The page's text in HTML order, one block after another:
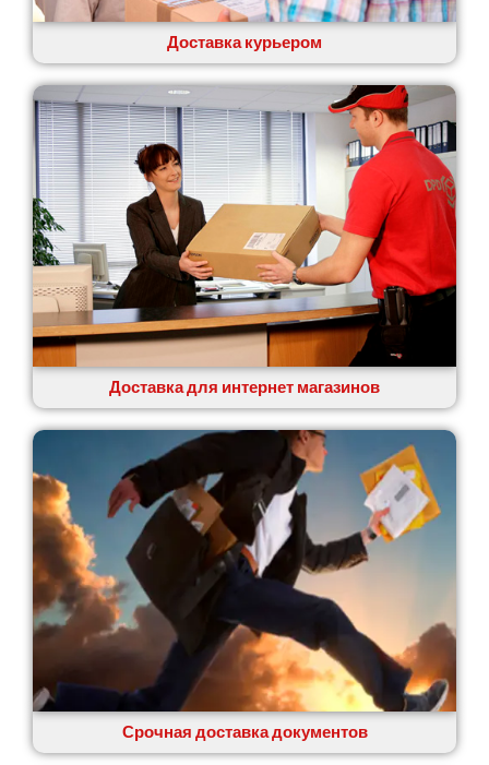
Ровно
Самбор
Счастливое
Шепетовка
Шостка
Шпола
Синельниково
Славута
Славутич
Слобожанское
Смела
Софиевская Борщаговка
Сокольники
Солоницевка
Староконстантинов
Старые Петровцы
Стебник
Стоянка
Стрый
Сумы
Светловодск
Святопетровское
Тальное
Тарасовка
Тернополь
Терновка
Трусковец
Тульчин
Украинка
Доставка курьером
Доставка для интернет магазинов
Срочная доставка документов